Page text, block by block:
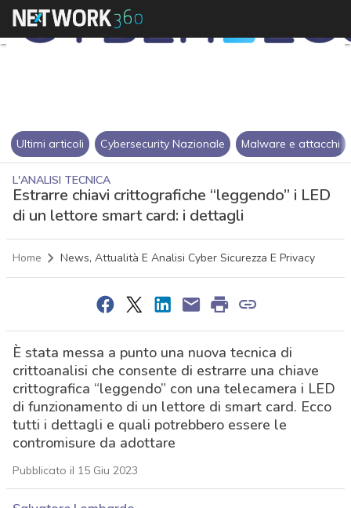
Ultimi articoli Cybersecurity Nazionale Malware e attacchi
L'ANALISI TECNICA
Estrarre chiavi crittografiche “leggendo” i LED
di un lettore smart card: i dettagli
Home News, Attualità E Analisi Cyber Sicurezza E Privacy
È stata messa a punto una nuova tecnica di
crittoanalisi che consente di estrarre una chiave
crittografica “leggendo” con una telecamera i LED
di funzionamento di un lettore di smart card. Ecco
tutti i dettagli e quali potrebbero essere le
contromisure da adottare
Pubblicato il 15 Giu 2023